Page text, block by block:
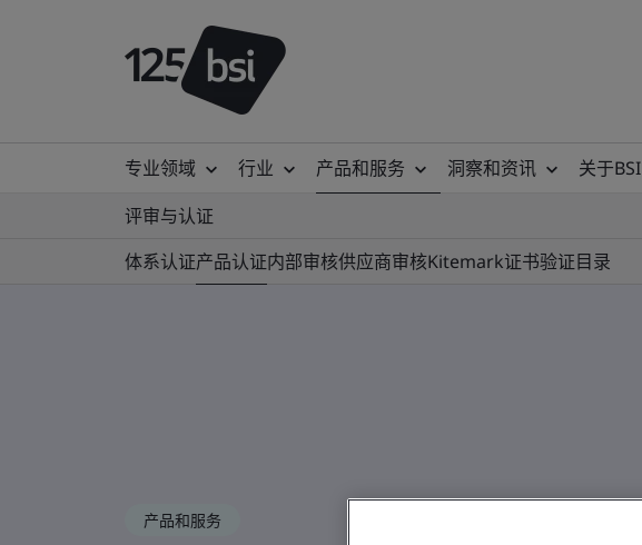
专业领域 行业 产品和服务 洞察和资讯
关于BSI
评审与认证
体系认证产品认证内部审核供应商审核Kitemark证书验证目录
产品和服务